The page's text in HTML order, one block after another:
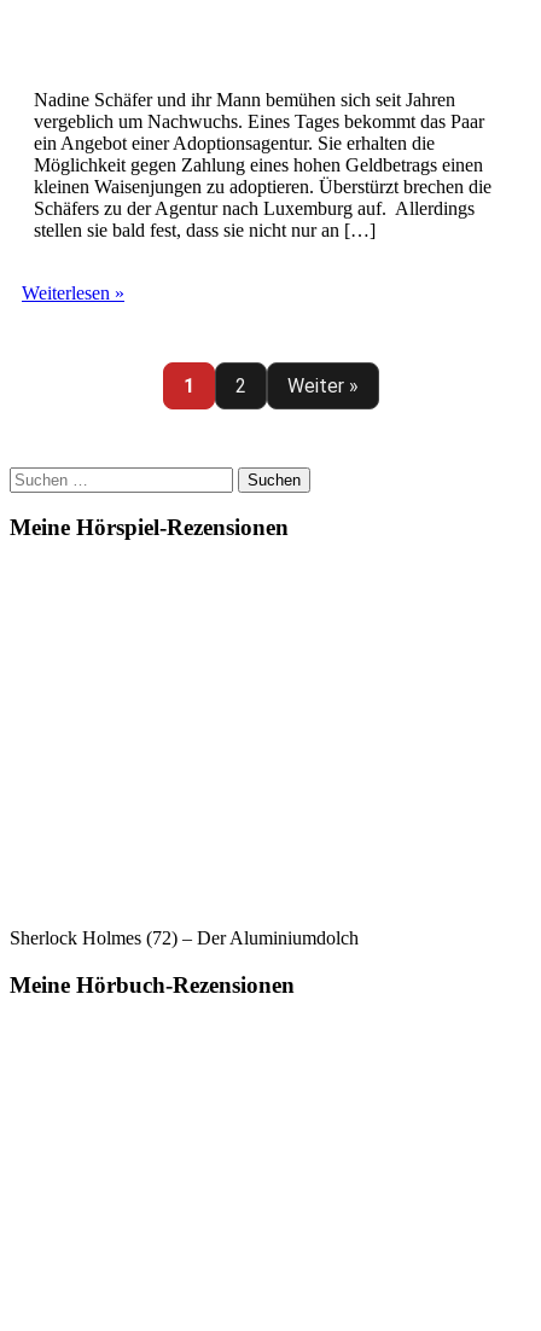
Nadine Schäfer und ihr Mann bemühen sich seit Jahren
vergeblich um Nachwuchs. Eines Tages bekommt das Paar
ein Angebot einer Adoptionsagentur. Sie erhalten die
Möglichkeit gegen Zahlung eines hohen Geldbetrags einen
kleinen Waisenjungen zu adoptieren. Überstürzt brechen die
Schäfers zu der Agentur nach Luxemburg auf. Allerdings
stellen sie bald fest, dass sie nicht nur an […]
Weiterlesen »
Gekauftes
1 2 Weiter »
Suchen
nach:
Meine Hörspiel-Rezensionen
Sherlock Holmes (72) – Der Aluminiumdolch
Meine Hörbuch-Rezensionen